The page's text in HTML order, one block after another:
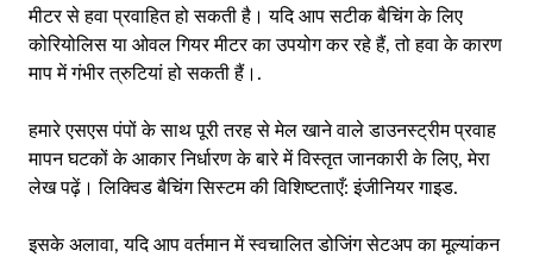
मीटर से हवा प्रवाहित हो सकती है। यदि आप सटीक बैचिंग के लिए
कोरियोलिस या ओवल गियर मीटर का उपयोग कर रहे हैं, तो हवा के कारण
माप में गंभीर त्रुटियां हो सकती हैं।.
हमारे एसएस पंपों के साथ पूरी तरह से मेल खाने वाले डाउनस्ट्रीम प्रवाह
मापन घटकों के आकार निर्धारण के बारे में विस्तृत जानकारी के लिए, मेरा
लेख पढ़ें।लिक्विड बैचिंग सिस्टम की विशिष्टताएँ: इंजीनियर गाइड.
इसके अलावा, यदि आप वर्तमान में स्वचालित डोजिंग सेटअप का मूल्यांकन